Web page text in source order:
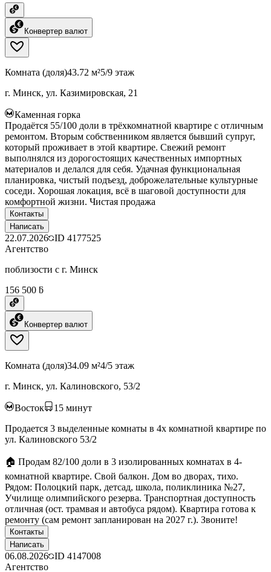
Конвертер валют
Комната (доля)43.72 м²5/9 этаж
г. Минск, ул. Казимировская, 21
Каменная горка
Продаётся 55/100 доли в трёхкомнатной квартире с отличным
ремонтом. Вторым собственником является бывший супруг,
который проживает в этой квартире. Свежий ремонт
выполнялся из дорогостоящих качественных импортных
материалов и делался для себя. Удачная функциональная
планировка, чистый подъезд, доброжелательные культурные
соседи. Хорошая локация, всё в шаговой доступности для
комфортной жизни. Чистая продажа
Контакты
Написать
22.07.2026 ID 4177525
Агентство
поблизости с г. Минск
156 500 ƃ
Конвертер валют
Комната (доля)34.09 м²4/5 этаж
г. Минск, ул. Калиновского, 53/2
Восток 15 минут
Продается 3 выделенные комнаты в 4х комнатной квартире по
ул. Калиновского 53/2
🏠 Продам 82/100 доли в 3 изолированных комнатах в 4-
комнатной квартире. Свой балкон. Дом во дворах, тихо.
Рядом: Полоцкий парк, детсад, школа, поликлиника №27,
Училище олимпийского резерва. Транспортная доступность
отличная (ост. трамвая и автобуса рядом). Квартира готова к
ремонту (сам ремонт запланирован на 2027 г.). Звоните!
Контакты
Написать
06.08.2026 ID 4147008
Агентство